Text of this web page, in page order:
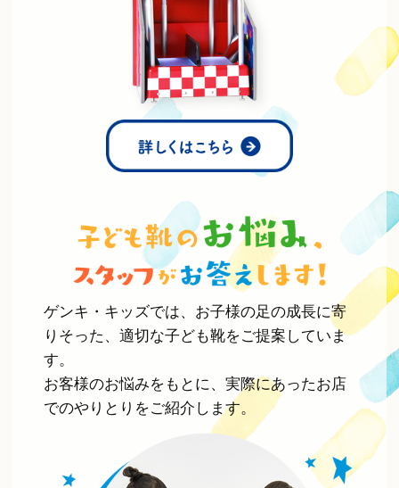
ゲンキ・キッズでは、お子様の足の成長に寄
りそった、適切な子ども靴をご提案していま
す。
お客様のお悩みをもとに、実際にあったお店
でのやりとりをご紹介します。